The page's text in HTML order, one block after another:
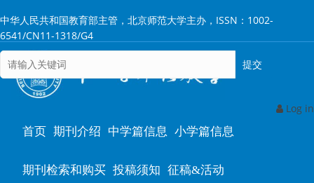
转
到
主
要
中华人民共和国教育部主管，北京师范大学主办，ISSN：1002-
6541/CN11-1318/G4
Log in
Main
navigation
首页 期刊介绍 中学篇信息 小学篇信息
期刊检索和购买 投稿须知 征稿&活动